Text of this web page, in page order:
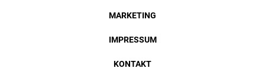
MARKETING
IMPRESSUM
KONTAKT